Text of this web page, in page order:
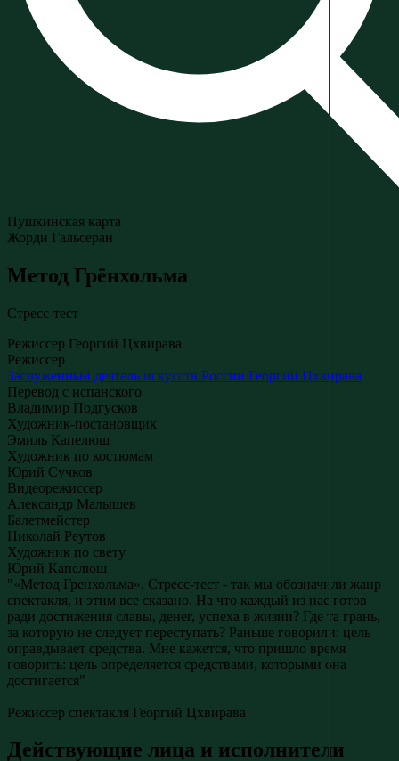
Пушкинская карта
Жорди Гальсеран
Метод Грёнхольма
Стресс-тест
Режиссер Георгий Цхвирава
Режиссер
Заслуженный деятель искусств России Георгий Цхвирава
Перевод с испанского
Владимир Подгусков
Художник-постановщик
Эмиль Капелюш
Художник по костюмам
Юрий Сучков
Видеорежиссер
Александр Малышев
Балетмейстер
Николай Реутов
Художник по свету
Юрий Капелюш
"«Метод Гренхольма». Стресс-тест - так мы обозначили жанр
спектакля, и этим все сказано. На что каждый из нас готов
ради достижения славы, денег, успеха в жизни? Где та грань,
за которую не следует переступать? Раньше говорили: цель
оправдывает средства. Мне кажется, что пришло время
говорить: цель определяется средствами, которыми она
достигается"
Режиссер спектакля Георгий Цхвирава
Действующие лица и исполнители